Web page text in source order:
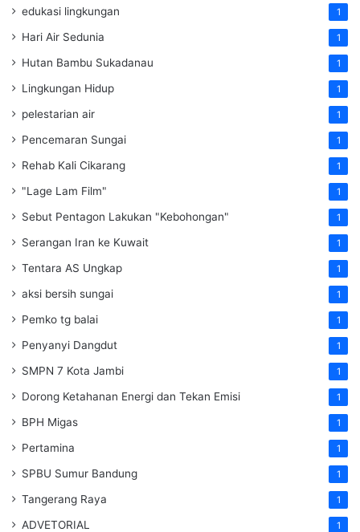
edukasi lingkungan 1
Hari Air Sedunia 1
Hutan Bambu Sukadanau 1
Lingkungan Hidup 1
pelestarian air 1
Pencemaran Sungai 1
Rehab Kali Cikarang 1
"Lage Lam Film" 1
Sebut Pentagon Lakukan "Kebohongan" 1
Serangan Iran ke Kuwait 1
Tentara AS Ungkap 1
aksi bersih sungai 1
Pemko tg balai 1
Penyanyi Dangdut 1
SMPN 7 Kota Jambi 1
Dorong Ketahanan Energi dan Tekan Emisi 1
BPH Migas 1
Pertamina 1
SPBU Sumur Bandung 1
Tangerang Raya 1
ADVETORIAL 1